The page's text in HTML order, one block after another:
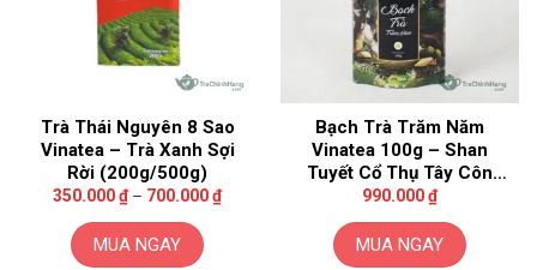
Trà Thái Nguyên 8 Sao
Vinatea – Trà Xanh Sợi
Rời (200g/500g)
350.000₫ – 700.000₫Khoảng
giá:
MUA NGAY
Bạch Trà Trăm Năm
Vinatea 100g – Shan
Tuyết Cổ Thụ Tây Côn
Lĩnh
990.000₫
MUA NGAY